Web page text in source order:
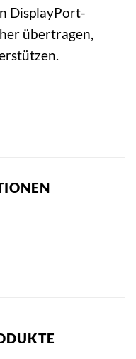
DisplayPort-
übertragen,